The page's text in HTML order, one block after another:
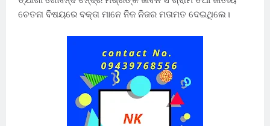
ଚେତନା ବିଷୟରେ ବକ୍ତା ମାନେ ନିଜ ନିଜର ମତାମତ ଦେଇଥିଲେ।